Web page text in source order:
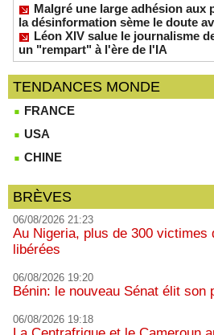
Malgré une large adhésion aux
la désinformation sème le doute
Léon XIV salue le journalisme
un "rempart" à l'ère de l'IA
TENDANCES MONDE
FRANCE
USA
CHINE
BRÈVES
06/08/2026 21:23
Au Nigeria, plus de 300 victimes
libérées
06/08/2026 19:20
Bénin: le nouveau Sénat élit son
06/08/2026 19:18